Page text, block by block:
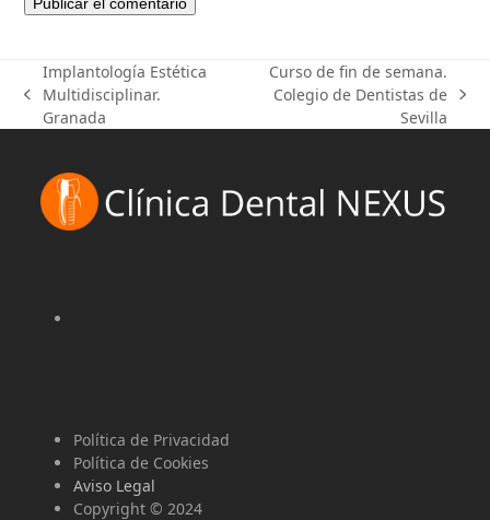
previous
post:
Implantología Estética
Multidisciplinar.
Granada
post:
Curso de fin de semana.
Colegio de Dentistas de
Sevilla
Política de Privacidad
Política de Cookies
Aviso Legal
Copyright © 2024